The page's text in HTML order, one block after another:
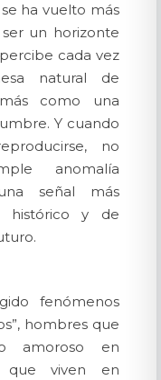
ha vuelto más
un horizonte
cada vez
natural de
como una
Y cuando
no
anomalía
señal más
histórico y de
fenómenos
hombres que
amoroso en
que viven en